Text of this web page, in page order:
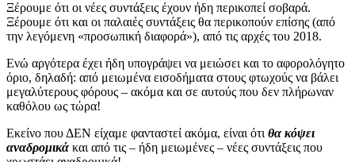
Ξέρουμε ότι οι νέες συντάξεις έχουν ήδη περικοπεί σοβαρά.
Ξέρουμε ότι και οι παλαιές συντάξεις θα περικοπούν επίσης (από
την λεγόμενη «προσωπική διαφορά»), από τις αρχές του 2018.
Ενώ αργότερα έχει ήδη υπογράψει να μειώσει και το αφορολόγητο
όριο, δηλαδή: από μειωμένα εισοδήματα στους φτωχούς να βάλει
μεγαλύτερους φόρους – ακόμα και σε αυτούς που δεν πλήρωναν
καθόλου ως τώρα!
Εκείνο που ΔΕΝ είχαμε φανταστεί ακόμα, είναι ότι θα κόψει
αναδρομικά και από τις – ήδη μειωμένες – νέες συντάξεις που